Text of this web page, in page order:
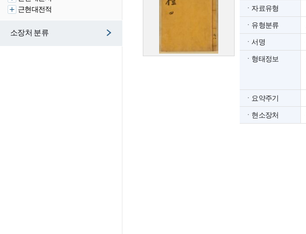
근현대전적
소장처 분류
ㆍ자료유형
ㆍ유형분류
ㆍ서명
ㆍ형태정보
ㆍ요약주기
ㆍ현소장처